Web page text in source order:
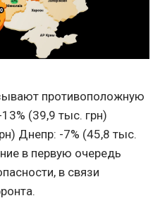
противоположную
(39,9 тыс. грн)
Днепр: -7% (45,8 тыс.
в первую очередь
в связи